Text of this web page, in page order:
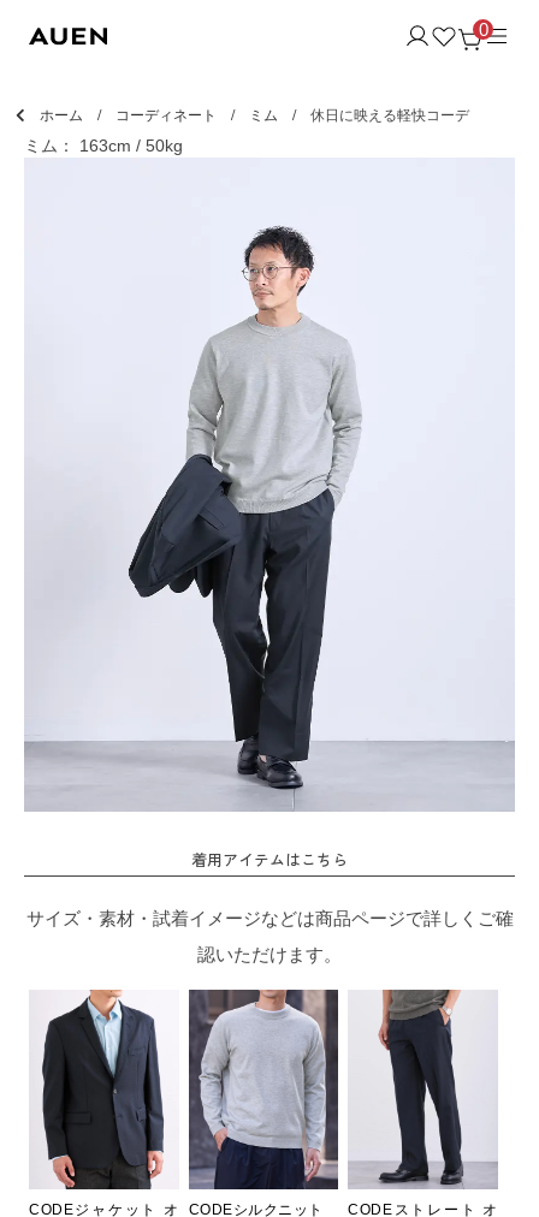
0
ホーム コーディネート ミム 休日に映える軽快コーデ
ミム： 163cm / 50kg
着用アイテムはこちら
サイズ・素材・試着イメージなどは商品ページで詳しくご確
認いただけます。
CODEジャケット オ
CODEシルクニット
CODEストレート オ